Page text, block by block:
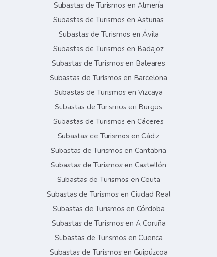
Subastas de Turismos en Almería
Subastas de Turismos en Asturias
Subastas de Turismos en Ávila
Subastas de Turismos en Badajoz
Subastas de Turismos en Baleares
Subastas de Turismos en Barcelona
Subastas de Turismos en Vizcaya
Subastas de Turismos en Burgos
Subastas de Turismos en Cáceres
Subastas de Turismos en Cádiz
Subastas de Turismos en Cantabria
Subastas de Turismos en Castellón
Subastas de Turismos en Ceuta
Subastas de Turismos en Ciudad Real
Subastas de Turismos en Córdoba
Subastas de Turismos en A Coruña
Subastas de Turismos en Cuenca
Subastas de Turismos en Guipúzcoa